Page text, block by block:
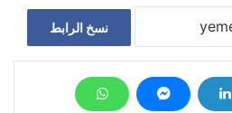
نسخ الرابط